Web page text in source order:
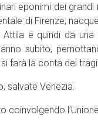
eponimi dei
di Firenze,
e quindi da
subito,
farà la conta dei
salvate Venezia.